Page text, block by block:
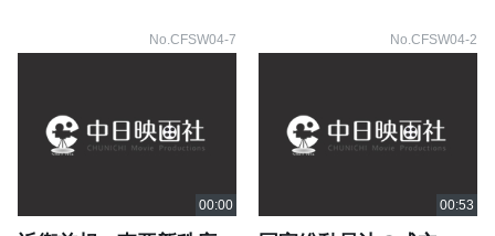
No.CFSW04-7 No.CFSW04-2